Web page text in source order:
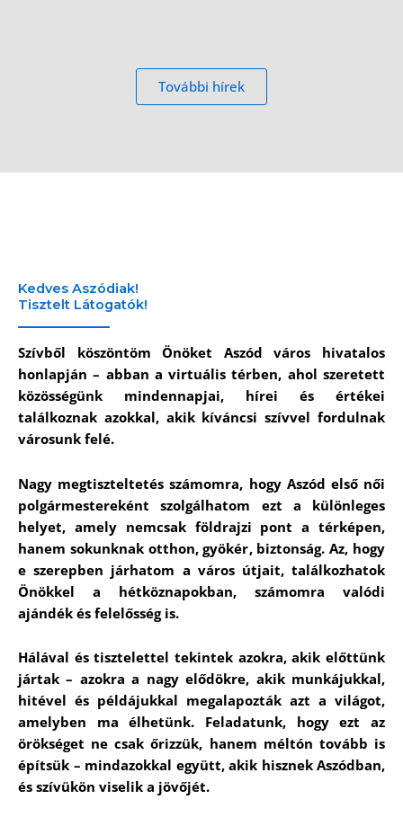
További hírek
Kedves Aszódiak!
Tisztelt Látogatók!
Szívből köszöntöm Önöket Aszód város hivatalos
honlapján – abban a virtuális térben, ahol szeretett
közösségünk mindennapjai, hírei és értékei
találkoznak azokkal, akik kíváncsi szívvel fordulnak
városunk felé.
Nagy megtiszteltetés számomra, hogy Aszód első női
polgármestereként szolgálhatom ezt a különleges
helyet, amely nemcsak földrajzi pont a térképen,
hanem sokunknak otthon, gyökér, biztonság. Az, hogy
e szerepben járhatom a város útjait, találkozhatok
Önökkel a hétköznapokban, számomra valódi
ajándék és felelősség is.
Hálával és tisztelettel tekintek azokra, akik előttünk
jártak – azokra a nagy elődökre, akik munkájukkal,
hitével és példájukkal megalapozták azt a világot,
amelyben ma élhetünk. Feladatunk, hogy ezt az
örökséget ne csak őrizzük, hanem méltón tovább is
építsük – mindazokkal együtt, akik hisznek Aszódban,
és szívükön viselik a jövőjét.